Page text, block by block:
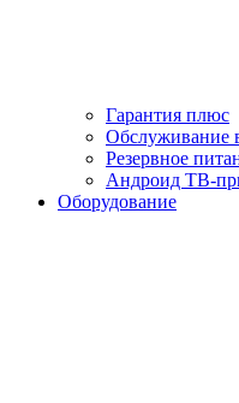
Гарантия плюс
Обслуживание
Резервное
Андроид ТВ-
Оборудование